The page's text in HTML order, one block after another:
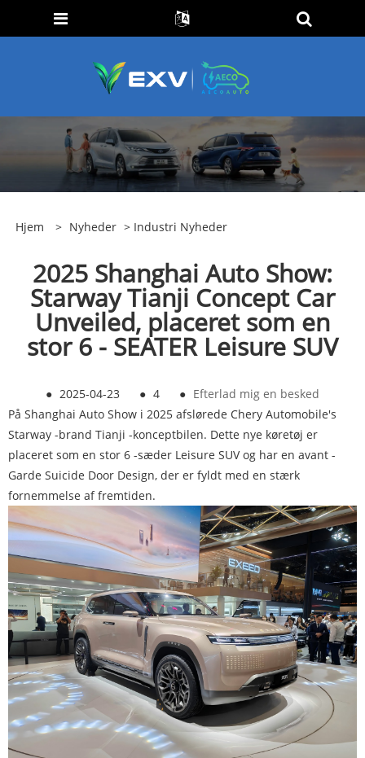
Hjem > Nyheder > Industri Nyheder
2025 Shanghai Auto Show:
Starway Tianji Concept Car
Unveiled, placeret som en
stor 6 - SEATER Leisure SUV
● 2025-04-23 ● 4 ● Efterlad mig en besked
På Shanghai Auto Show i 2025 afslørede Chery Automobile's
Starway -brand Tianji -konceptbilen. Dette nye køretøj er
placeret som en stor 6 -sæder Leisure SUV og har en avant -
Garde Suicide Door Design, der er fyldt med en stærk
fornemmelse af fremtiden.